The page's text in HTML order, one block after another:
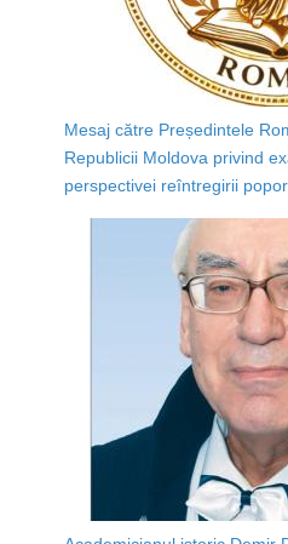
Mesaj către Președintele
Republicii Moldova privind
perspectivei reîntregirii